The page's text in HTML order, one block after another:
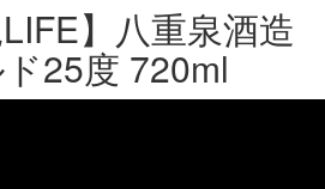
LIFE】八重泉酒造
25度 720ml